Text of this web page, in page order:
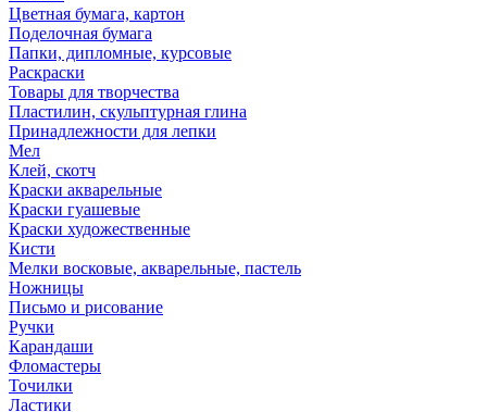
Цветная бумага, картон
Поделочная бумага
Папки, дипломные, курсовые
Раскраски
Товары для творчества
Пластилин, скульптурная глина
Принадлежности для лепки
Мел
Клей, скотч
Краски акварельные
Краски гуашевые
Краски художественные
Кисти
Мелки восковые, акварельные, пастель
Ножницы
Письмо и рисование
Ручки
Карандаши
Фломастеры
Точилки
Ластики